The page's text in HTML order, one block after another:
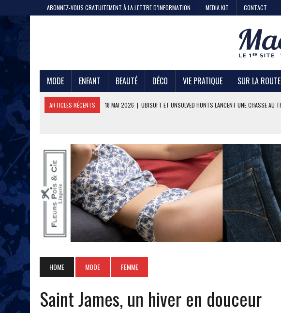
ABONNEZ-VOUS GRATUITEMENT À LA LETTRE D’INFORMATION MEDIA KIT CONTACT
MODE ENFANT BEAUTÉ DÉCO VIE PRATIQUE SUR LA ROUTE
ARTICLES RÉCENTS 11 MAI 2026 | CRISTEL, 200 ANS DE SAVOIR-FAIRE
24 AVRIL 2026 | DEEPFOIL, POUR LES ADEPTES DU GRAND BLEU
21 AVRIL 2026 | 100 000 JEANS FABRIQUÉS EN FRANCE POUR JULES ET KIABI
17 AVRIL 2026 | DURALEX LANCE PICARDIE 58 CL, REMÈDE OU ERREUR DE STRATÉGIE ?
3 JUIN 2026 | L’ÉTERNELLE MARINIÈRE SAINT JAMES
18 MAI 2026
UBISOFT ET UNSOLVED HUNTS LANCENT UNE CHASSE AU TRÉSOR MONDIALE
HOME MODE FEMME
Saint James, un hiver en douceur